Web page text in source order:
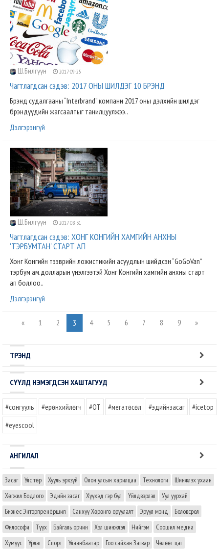
Ш.Билгүүн 2017-09-25
Чагтлагдсан сэдэв: 2017 ОНЫ ШИЛДЭГ 10 БРЭНД
Брэнд судалгааны “Interbrand” компани 2017 оны дэлхийн шилдэг
брэндүүдийн жагсаалтыг танилцуулжээ..
Дэлгэрэнгүй
Ш.Билгүүн 2017-08-31
Чагтлагдсан сэдэв: ХОНГ КОНГИЙН ХАМГИЙН АНХНЫ
'ТЭРБУМТАН' СТАРТ АП
Хонг Конгийн тээврийн ложистикийн асуудлын шийдсэн “GoGoVan”
тэрбум ам.долларын үнэлгээтэй Хонг Конгийн хамгийн анхны старт
ап боллоо..
Дэлгэрэнгүй
« 1 2 3 4 5 6 7 8 9 »
ТРЭНД
СҮҮЛД НЭМЭГДСЭН ХАШТАГУУД
#сонгууль #ерөнхийлөгч #OT #мегатөсөл #эдийнзасаг
#icetop
#eyescool
АНГИЛАЛ
Засаг Улс төр Хууль эрхзүй Олон улсын харилцаа Технологи
Шинжлэх ухаан
Хөгжил Бодлого
Эдийн засаг Хүүхэд гэр бүл Үйлдвэрлэл
Уул уурхай
Бизнес Энтэрпренёршип
Санхүү Хөрөнгө оруулалт Эрүүл мэнд
Боловсрол
Философи
Түүх Байгаль орчин Хэл шинжлэл Нийгэм
Соошил медиа
Хүмүүс
Урлаг Спорт Улаанбаатар Гоо сайхан Загвар Чөлөөт цаг